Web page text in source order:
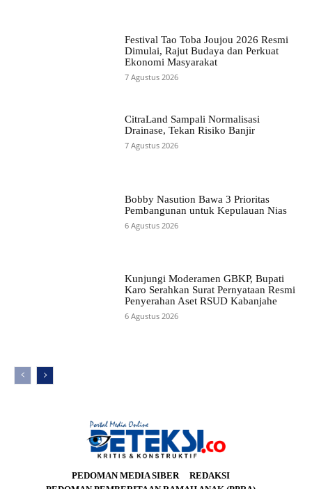
Festival Tao Toba Joujou 2026 Resmi
Dimulai, Rajut Budaya dan Perkuat
Ekonomi Masyarakat
7 Agustus 2026
CitraLand Sampali Normalisasi
Drainase, Tekan Risiko Banjir
7 Agustus 2026
Bobby Nasution Bawa 3 Prioritas
Pembangunan untuk Kepulauan Nias
6 Agustus 2026
Kunjungi Moderamen GBKP, Bupati
Karo Serahkan Surat Pernyataan Resmi
Penyerahan Aset RSUD Kabanjahe
6 Agustus 2026
PEDOMAN MEDIA SIBER
REDAKSI